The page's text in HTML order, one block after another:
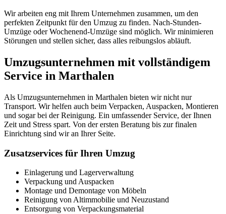
Wir arbeiten eng mit Ihrem Unternehmen zusammen, um den
perfekten Zeitpunkt für den Umzug zu finden. Nach-Stunden-
Umzüge oder Wochenend-Umzüge sind möglich. Wir minimieren
Störungen und stellen sicher, dass alles reibungslos abläuft.
Umzugsunternehmen mit vollständigem
Service in Marthalen
Als Umzugsunternehmen in Marthalen bieten wir nicht nur
Transport. Wir helfen auch beim Verpacken, Auspacken, Montieren
und sogar bei der Reinigung. Ein umfassender Service, der Ihnen
Zeit und Stress spart. Von der ersten Beratung bis zur finalen
Einrichtung sind wir an Ihrer Seite.
Zusatzservices für Ihren Umzug
Einlagerung und Lagerverwaltung
Verpackung und Auspacken
Montage und Demontage von Möbeln
Reinigung von Altimmobilie und Neuzustand
Entsorgung von Verpackungsmaterial